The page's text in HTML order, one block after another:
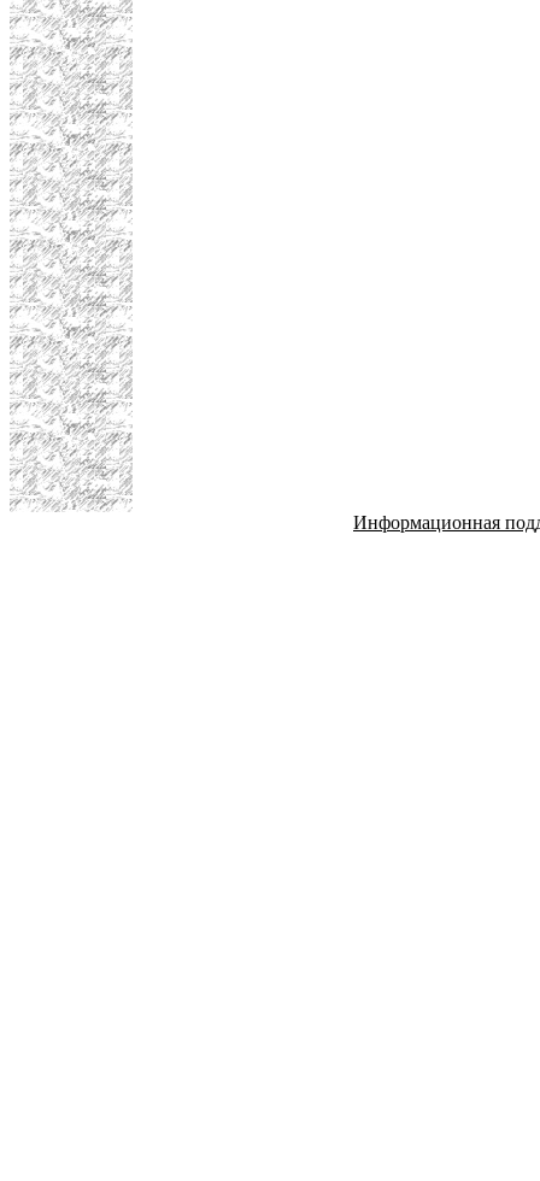
Информационная